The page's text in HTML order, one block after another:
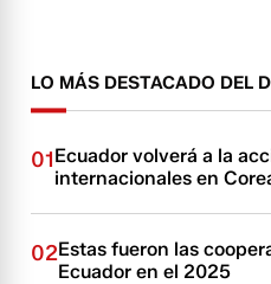
LO MÁS DESTACADO DEL
01Ecuador volverá a la
internacionales en
02Estas fueron las
Ecuador en el 2025